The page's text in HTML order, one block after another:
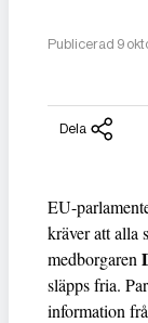
Publicerad 9
Dela
EU-
kräver att alla
medborgaren
släpps fria.
information